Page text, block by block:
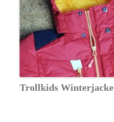
Trollkids Winterjacke